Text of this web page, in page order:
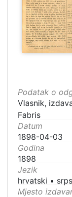
Podatak o
Vlasnik,
Fabris
Datum
1898-04-03
Godina
1898
Jezik
hrvatski •
Mjesto